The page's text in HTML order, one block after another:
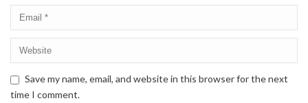
Save my name, email, and website in this browser for the next
time I comment.